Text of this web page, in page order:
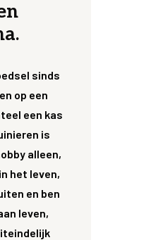
sinds
op een
een kas
is
alleen,
het leven,
en ben
leven,